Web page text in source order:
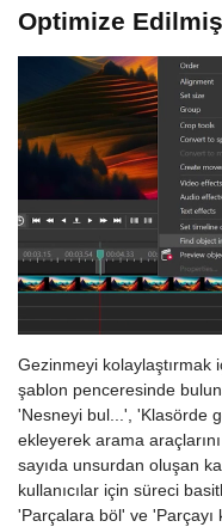
Optimize
Gezinmeyi kolaylaştırmak
şablon penceresinde
'Nesneyi bul...', 'Klasörde
ekleyerek arama
sayıda unsurdan oluşan
kullanıcılar için süreci
'Parçalara böl' ve 'Parçayı